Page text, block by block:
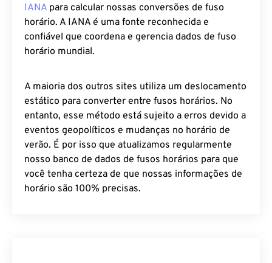
IANA para calcular nossas conversões de fuso
horário. A IANA é uma fonte reconhecida e
confiável que coordena e gerencia dados de fuso
horário mundial.
A maioria dos outros sites utiliza um deslocamento
estático para converter entre fusos horários. No
entanto, esse método está sujeito a erros devido a
eventos geopolíticos e mudanças no horário de
verão. É por isso que atualizamos regularmente
nosso banco de dados de fusos horários para que
você tenha certeza de que nossas informações de
horário são 100% precisas.